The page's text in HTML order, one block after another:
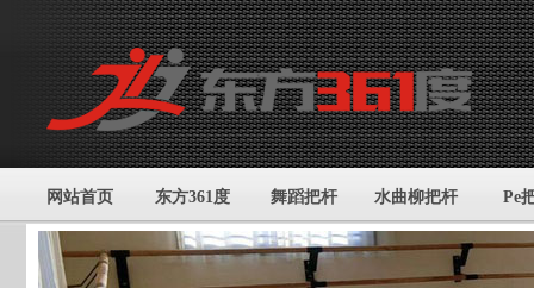
网站首页 东方361度 舞蹈把杆 水曲柳把杆 Pe